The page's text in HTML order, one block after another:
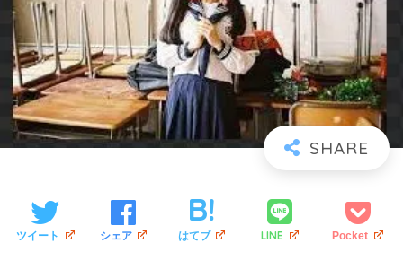
ツイート シェア はてブ LINE Pocket